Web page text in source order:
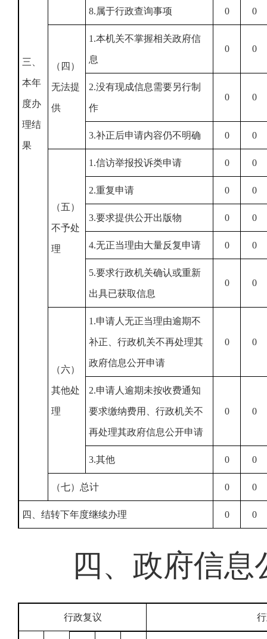
三、
本年
度办
理结
果
8.属于行政查询事项 0 0
（四）
无法提
供
1.本机关不掌握相关政府信
息
0 0
2.没有现成信息需要另行制
作
0 0
3.补正后申请内容仍不明确 0 0
（五）
不予处
理
1.信访举报投诉类申请 0 0
2.重复申请 0 0
3.要求提供公开出版物 0 0
4.无正当理由大量反复申请 0 0
5.要求行政机关确认或重新
出具已获取信息
0 0
（六）
其他处
理
1.申请人无正当理由逾期不
补正、行政机关不再处理其
政府信息公开申请
0 0
2.申请人逾期未按收费通知
要求缴纳费用、行政机关不
再处理其政府信息公开申请
0 0
3.其他 0 0
（七）总计 0 0
四、结转下年度继续办理 0 0
四、政府信
行政复议